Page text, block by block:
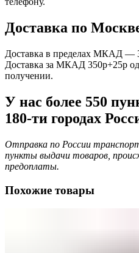
Доставка по
Доставка в пределах МКАД —
Доставка за МКАД 350р+25р
получении.
У нас более 550
180-ти городах
Отправка по России
пункты выдачи товаров,
предоплаты.
Похожие товары